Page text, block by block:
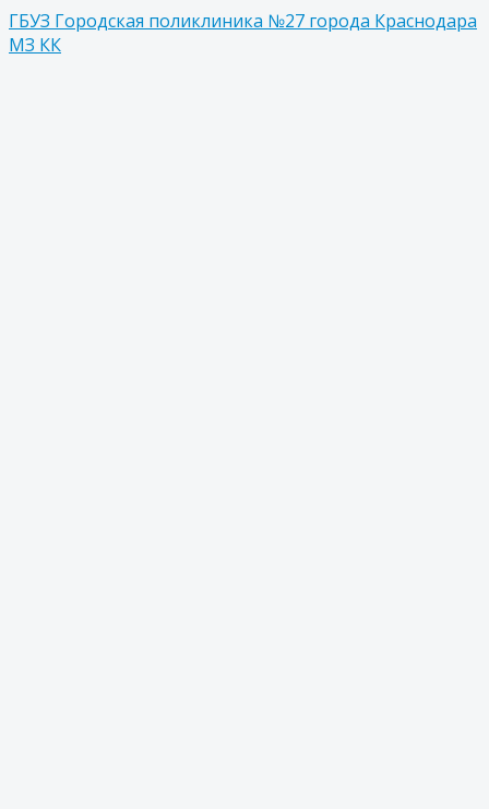
ГБУЗ Городская поликлиника №27 города Краснодара
МЗ КК